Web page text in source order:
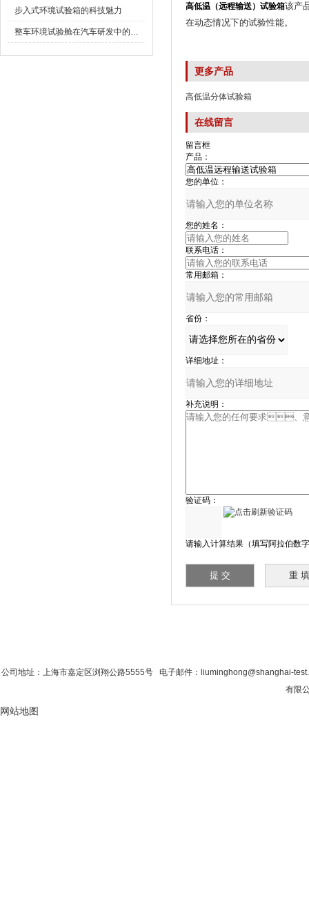
步入式环境试验箱的科技魅力
整车环境试验舱在汽车研发中的作用
高低温（远程输送）试验箱该产
在动态情况下的试验性能。
更多产品
高低温分体试验箱
在线留言
留言框
产品：
您的单位：
您的姓名：
联系电话：
常用邮箱：
省份：
详细地址：
补充说明：
验证码：
请输入计算结果（填写阿拉伯数字）
公司地址：上海市嘉定区浏翔公路5555号 电子邮件：liuminghong@shanghai-
有限
网站地图